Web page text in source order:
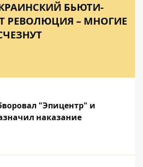
БЬЮТИ-
РЕВОЛЮЦИЯ – МНОГИЕ
"Эпицентр" и
наказание